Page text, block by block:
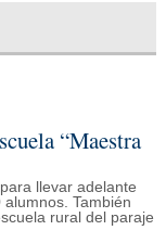
“Maestra
llevar adelante
También
rural del paraje